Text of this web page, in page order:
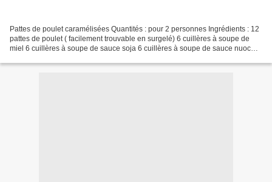
Pattes de poulet caramélisées Quantités : pour 2 personnes Ingrédients : 12
pattes de poulet ( facilement trouvable en surgelé) 6 cuillères à soupe de
miel 6 cuillères à soupe de sauce soja 6 cuillères à soupe de sauce nuoc